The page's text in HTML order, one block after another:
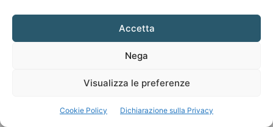
Accetta
Nega
Visualizza le preferenze
Cookie Policy Dichiarazione sulla Privacy